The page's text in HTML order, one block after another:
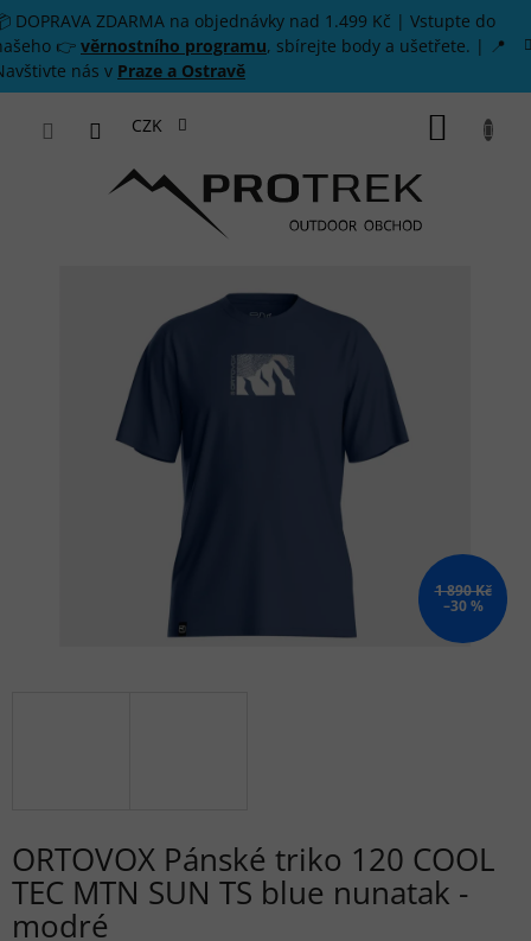
Přejít na obsah
DOPRAVA ZDARMA na objednávky nad 1.499 Kč | Vstupte do
👉 věrnostního programu, sbírejte body a ušetřete. | 📍
nás v Praze a Ostravě
CZK
1 890 Kč
–30 %
ORTOVOX Pánské triko 120 COOL
TEC MTN SUN TS blue nunatak -
modré